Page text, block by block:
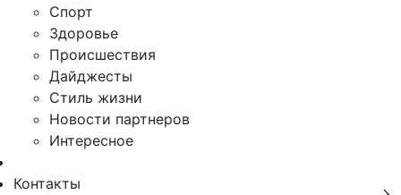
Спорт
Здоровье
Происшествия
Дайджесты
Стиль жизни
Новости партнеров
Интересное
Контакты